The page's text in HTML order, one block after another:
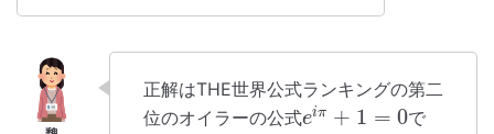
正解はTHE世界公式ランキングの第二
位のオイラーの公式eiπ + 1 = 0で